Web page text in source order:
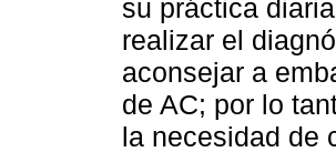
su práctica
realizar el
aconsejar a
de AC; por lo
la necesidad de